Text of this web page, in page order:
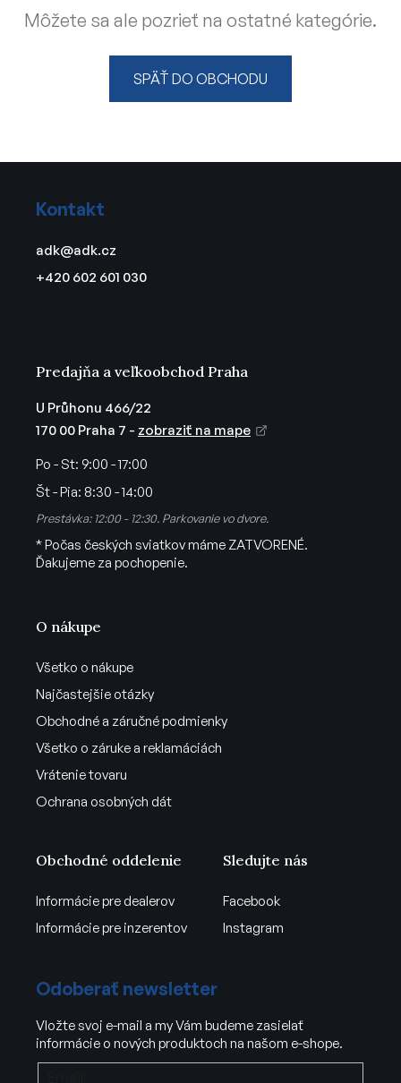
Môžete sa ale pozrieť na ostatné kategórie.
SPÄŤ DO OBCHODU
Kontakt
adk@adk.cz
+420 602 601 030
O nákupe
Všetko o nákupe
Najčastejšie otázky
Obchodné a záručné podmienky
Všetko o záruke a reklamáciách
Vrátenie tovaru
Ochrana osobných dát
Predajňa a veľkoobchod Praha
U Průhonu 466/22
170 00 Praha 7 - zobraziť na mape
Po - St: 9:00 - 17:00
Št - Pia: 8:30 - 14:00
Prestávka: 12:00 - 12:30. Parkovanie vo dvore.
* Počas českých sviatkov máme ZATVORENÉ.
Ďakujeme za pochopenie.
Obchodné oddelenie
Informácie pre dealerov
Informácie pre inzerentov
Sledujte nás
Facebook
Instagram
Odoberať newsletter
Vložte svoj e-mail a my Vám budeme zasielať
informácie o nových produktoch na našom e-shope.